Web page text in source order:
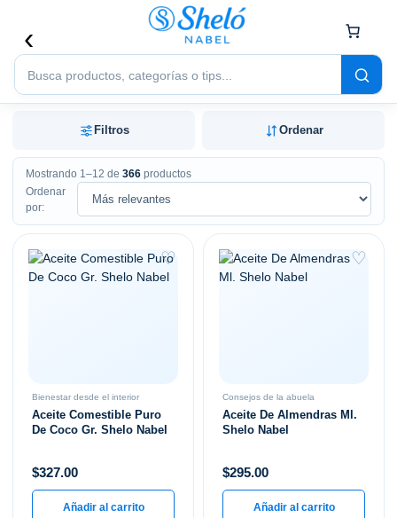
Buscar
productos
Filtros Ordenar
Mostrando 1–12 de 366 productos
Ordenar
por:
♡
Bienestar desde el interior
Aceite Comestible Puro
De Coco Gr. Shelo Nabel
$327.00
Añadir al carrito
♡
Consejos de la abuela
Aceite De Almendras Ml.
Shelo Nabel
$295.00
Añadir al carrito